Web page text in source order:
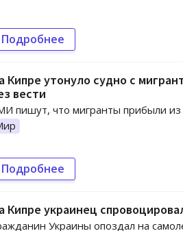
Подробнее
Кипре утонуло судно с
вести
пишут, что мигранты прибыли из
Подробнее
Кипре украинец
Украины опоздал на